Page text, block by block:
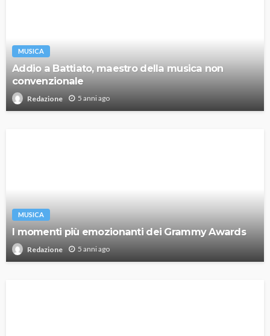
MUSICA
Addio a Battiato, maestro della musica non
convenzionale
Redazione 5 anni ago
MUSICA
I momenti più emozionanti dei Grammy Awards
Redazione 5 anni ago